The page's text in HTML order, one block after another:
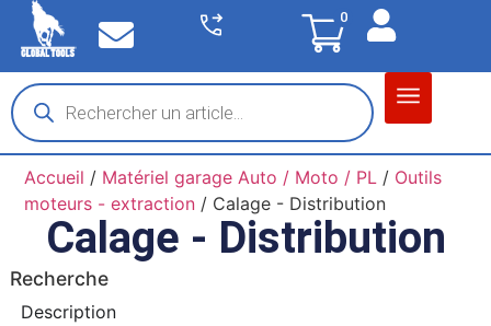
0
Accueil / Matériel garage Auto / Moto / PL / Outils
moteurs - extraction / Calage - Distribution
Calage - Distribution
Recherche
Description